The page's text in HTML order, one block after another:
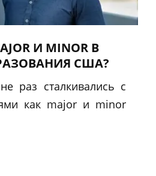
И MINOR В
США?
раз сталкивались с
как major и minor